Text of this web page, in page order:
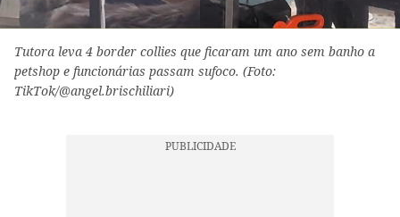
Tutora leva 4 border collies que ficaram um ano sem banho a
petshop e funcionárias passam sufoco. (Foto:
TikTok/@angel.brischiliari)